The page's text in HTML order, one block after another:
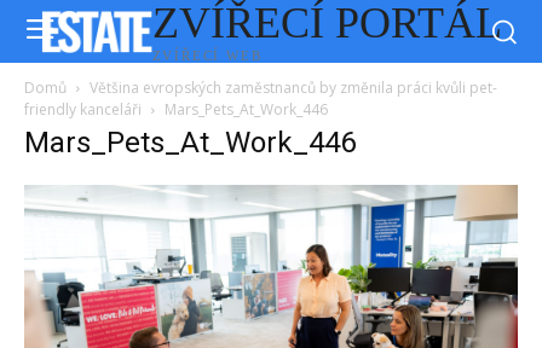
ZVÍŘECÍ PORTÁL
ZVÍŘECÍ WEB
Domů
Většina evropských zaměstnanců by změnila práci kvůli pet-
friendly kanceláři
Mars_Pets_At_Work_446
Mars_Pets_At_Work_446